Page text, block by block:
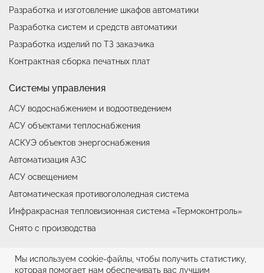
Разработка и изготовление шкафов автоматики
Разработка систем и средств автоматики
Разработка изделий по ТЗ заказчика
Контрактная сборка печатных плат
Системы управления
АСУ водоснабжением и водоотведением
АСУ объектами теплоснабжения
АСКУЭ объектов энергоснабжения
Автоматизация АЗС
АСУ освещением
Автоматическая противогололедная система
Инфракрасная тепловизионная система «Термоконтроль»
Снято с производства
© ООО НТФ «Микроникс», 2026
Мы используем cookie-файлы, чтобы получить статистику,
которая помогает нам обеспечивать вас лучшим